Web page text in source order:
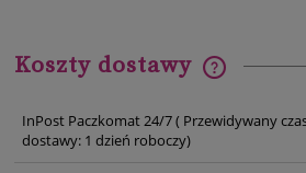
Koszty dostawy
InPost Paczkomat 24/7( Przewidywany
dostawy: 1 dzień roboczy)